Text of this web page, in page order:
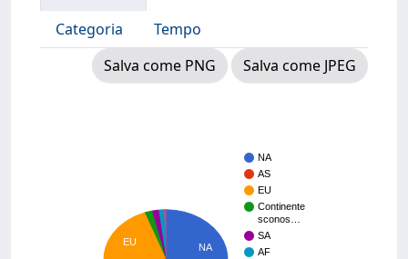
Categoria
Tempo
Salva come PNG
Salva come JPEG
NA
AS
EU
Continente
sconos…
SA
AF
NA
EU